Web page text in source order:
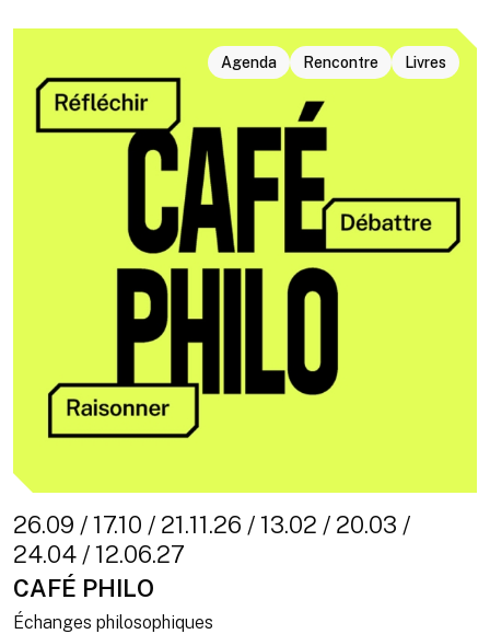
Agenda Rencontre Livres
26.09 / 17.10 / 21.11.26 / 13.02 / 20.03 /
24.04 / 12.06.27
CAFÉ PHILO
Échanges philosophiques